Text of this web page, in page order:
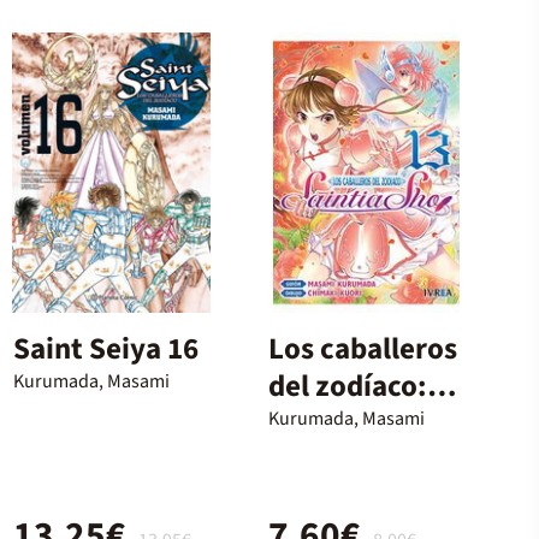
Saint Seiya 16
Kurumada, Masami
Los caballeros
del zodíaco:
saintia sho 13
Kurumada, Masami